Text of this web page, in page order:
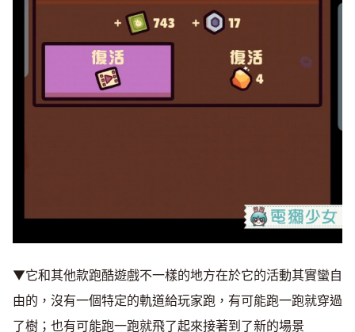
▼它和其他款跑酷遊戲不一樣的地方在於它的活動其實蠻自
由的，沒有一個特定的軌道給玩家跑，有可能跑一跑就穿過
了樹；也有可能跑一跑就飛了起來接著到了新的場景